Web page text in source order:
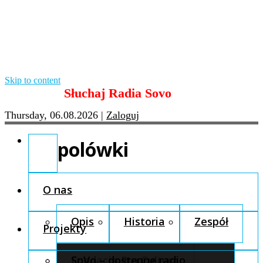
Skip to content
Słuchaj Radia Sovo
Thursday, 06.08.2026 | Zaloguj
O nas
Opis Historia Zespół
Fundacja Pro Cultura
Projekty
SoVo – dostępne radio
polówki